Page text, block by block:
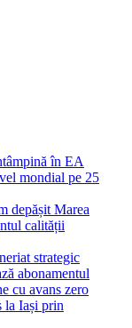
în EA
mondial pe 25
depășit Marea
calității
strategic
abonamentul
cu avans zero
la Iași prin